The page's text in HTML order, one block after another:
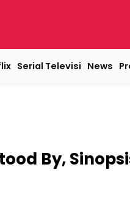
Serial Televisi News
By,